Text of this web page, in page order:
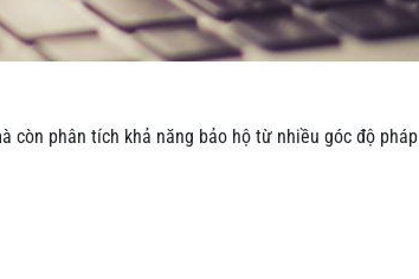
còn phân tích khả năng bảo hộ từ nhiều góc độ pháp